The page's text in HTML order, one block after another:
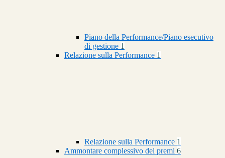
Piano della Performance/Piano esecutivo
di gestione 1
Relazione sulla Performance 1
Relazione sulla Performance 1
Ammontare complessivo dei premi 6